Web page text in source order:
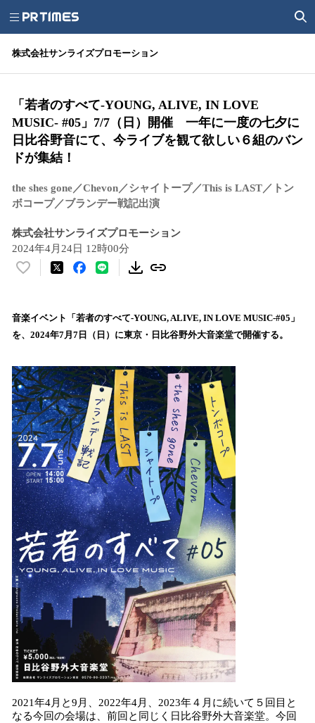
株式会社サンライズプロモーション
「若者のすべて-YOUNG, ALIVE, IN LOVE
MUSIC- #05」7/7（日）開催 一年に一度の七夕に
日比谷野音にて、今ライブを観て欲しい６組のバン
ドが集結！
the shes gone／Chevon／シャイトープ／This is LAST／トン
ボコープ／ブランデー戦記出演
株式会社サンライズプロモーション
2024年4月24日 12時00分
い
！
数
み
込
み
中
で
す
音楽イベント「若者のすべて-YOUNG, ALIVE, IN LOVE MUSIC-#05」
を、2024年7月7日（日）に東京・日比谷野外大音楽堂で開催する。
2021年4月と9月、2022年4月、2023年４月に続いて５回目と
なる今回の会場は、前回と同じく日比谷野外大音楽堂。今回